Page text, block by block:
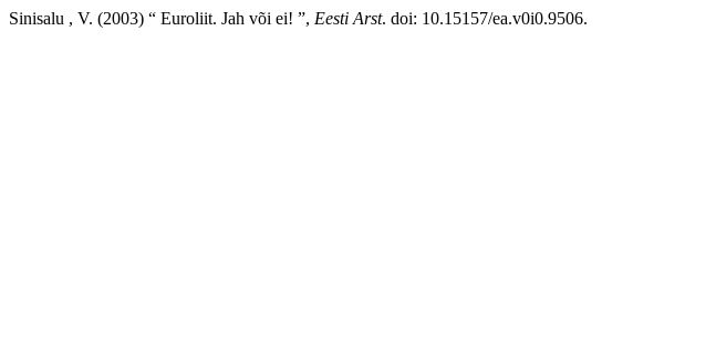
Sinisalu , V. (2003) “ Euroliit. Jah või ei! ”, Eesti Arst. doi: 10.15157/ea.v0i0.9506.